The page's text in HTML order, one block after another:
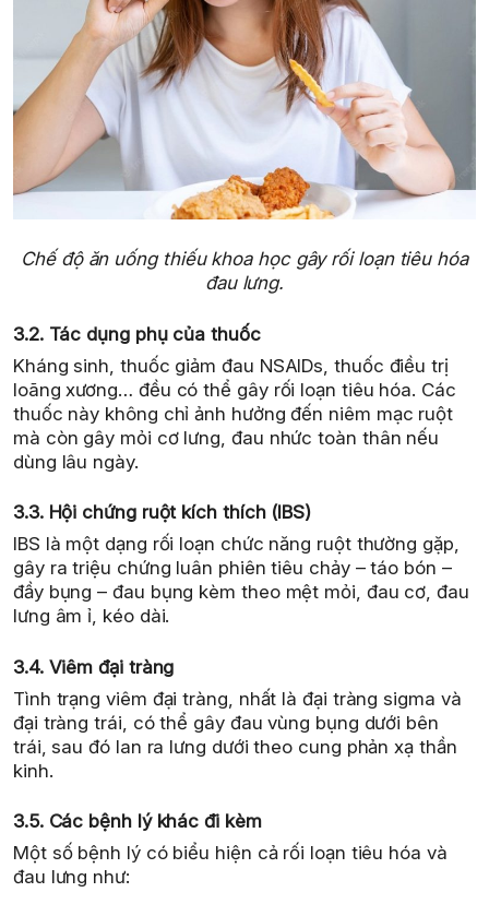
Chế độ ăn uống thiếu khoa học gây rối loạn tiêu hóa
đau lưng.
3.2. Tác dụng phụ của thuốc
Kháng sinh, thuốc giảm đau NSAIDs, thuốc điều trị
loãng xương… đều có thể gây rối loạn tiêu hóa. Các
thuốc này không chỉ ảnh hưởng đến niêm mạc ruột
mà còn gây mỏi cơ lưng, đau nhức toàn thân nếu
dùng lâu ngày.
3.3. Hội chứng ruột kích thích (IBS)
IBS là một dạng rối loạn chức năng ruột thường gặp,
gây ra triệu chứng luân phiên tiêu chảy – táo bón –
đầy bụng – đau bụng kèm theo mệt mỏi, đau cơ, đau
lưng âm ỉ, kéo dài.
3.4. Viêm đại tràng
Tình trạng viêm đại tràng, nhất là đại tràng sigma và
đại tràng trái, có thể gây đau vùng bụng dưới bên
trái, sau đó lan ra lưng dưới theo cung phản xạ thần
kinh.
3.5. Các bệnh lý khác đi kèm
Một số bệnh lý có biểu hiện cả rối loạn tiêu hóa và
đau lưng như: